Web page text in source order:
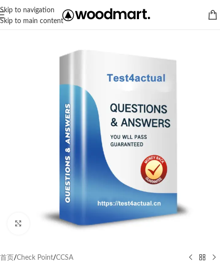
Skip to navigation
Skip to main content
Click to enlarge
首页 /Check Point/CCSA